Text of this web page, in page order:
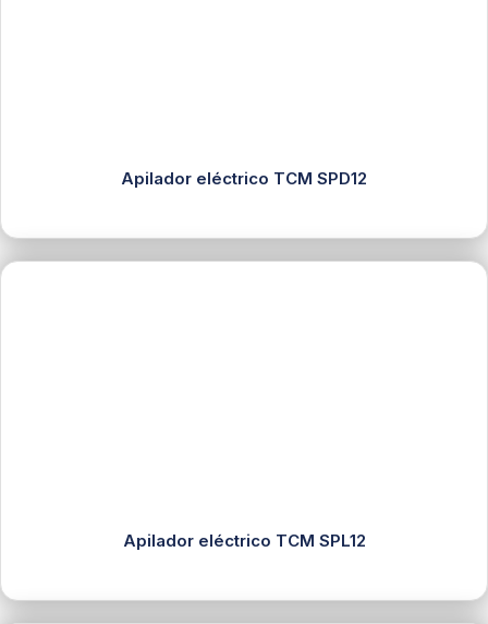
Apilador eléctrico TCM SPD12
Apilador eléctrico TCM SPL12